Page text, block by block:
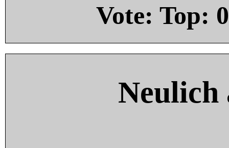
Vote: Top: 0
Neulich